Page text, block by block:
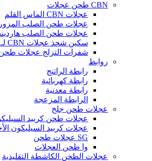
CBN طحن عجلات
عجلات CBN الماس القلم
عجلات طحن الصلب
عجلات طحن الصلب
سكين شحذ عجلات CBN لـ Tormek T7 T8 T4
شفرات التزلج عجلات
روابط
رابطة الراتنج
رابطة كهربائية
رابطة معدنية
الرابطة المزعجة
عجلات طحن جلخ
عجلات طحن كربيد
عجلات كربيد السيليكون
SG عجلات طحن
وا طحن العجلات
عجلات الطحن الكاشطة التقليدية